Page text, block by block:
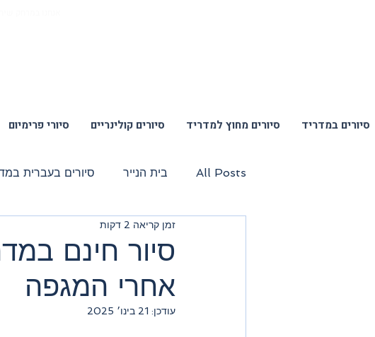
סיורים במדריד סיורים מחוץ למדריד סיורים קולינריים סיורי פרימיום
All Posts בית הנייר סיורים בעברית
סיור אומנת רחוב וגרפיטי
סיור שווקים מקומיים טיול יום לטולדו
סיור חינם
אחרי המגפה
זמן קריאה 2 דקות
עודכן: 21 בינו׳ 2025